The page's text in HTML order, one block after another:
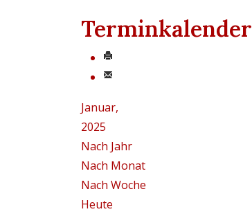
Terminkalender
Januar,
2025
Nach Jahr
Nach Monat
Nach Woche
Heute